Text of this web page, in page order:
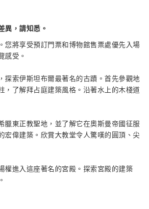
異，請知悉。
您將享受預訂門票和博物館售票處優先入場
感受。
索伊斯坦布爾最著名的古蹟。首先參觀地
，了解拜占庭建築風格。沿著水上的木棧道
東正教聖地，並了解它在奧斯曼帝國征服
宏偉建築。欣賞大教堂令人驚嘆的圓頂、尖
權進入這座著名的宮殿。探索宮殿的建築